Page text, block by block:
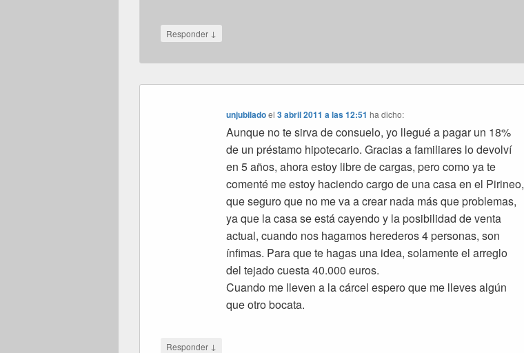
Responder ↓
unjubiladoel3 abril 2011 a las 12:51 ha dicho:
Aunque no te sirva de consuelo, yo llegué a pagar un 18%
de un préstamo hipotecario. Gracias a familiares lo devolví
en 5 años, ahora estoy libre de cargas, pero como ya te
comenté me estoy haciendo cargo de una casa en el Pirineo,
que seguro que no me va a crear nada más que problemas,
ya que la casa se está cayendo y la posibilidad de venta
actual, cuando nos hagamos herederos 4 personas, son
ínfimas. Para que te hagas una idea, solamente el arreglo
del tejado cuesta 40.000 euros.
Cuando me lleven a la cárcel espero que me lleves algún
que otro bocata.
Responder ↓